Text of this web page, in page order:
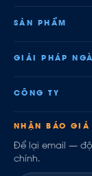
SẢN PHẨM
GIẢI PHÁP
CÔNG TY
NHẬN BÁO GIÁ
Để lại email —
chính.